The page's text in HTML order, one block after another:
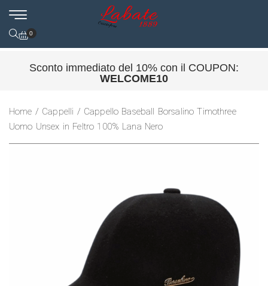
0
Sconto immediato del 10% con il COUPON:
WELCOME10
Home / Cappelli / Cappello Baseball Borsalino Timothree
Uomo Unsex in Feltro 100% Lana Nero